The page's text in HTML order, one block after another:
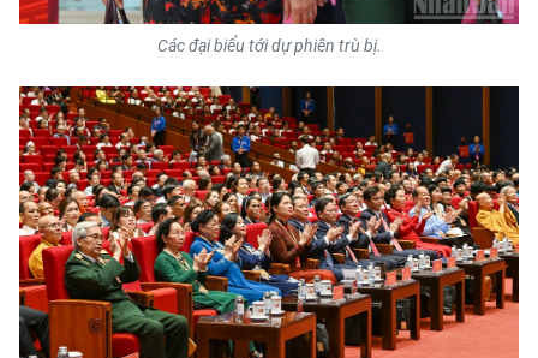
Đồng bằng sông Hồng
Duyên hải Nam Trung Bộ và Tây
Nguyên
Đông Nam Bộ
Đồng bằng sông Cửu Long
Chuyên trang Hà Nội
Các đại biểu tới dự phiên trù bị.